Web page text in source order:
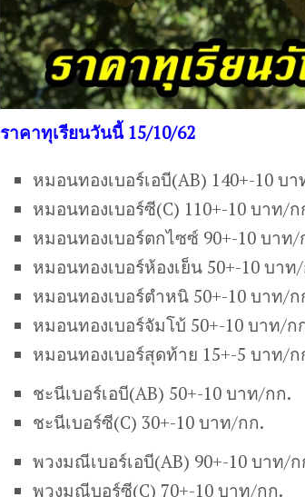
ราคาทุเรียนวันนี้ 15/10/62
หมอนทองเบอร์เอบี(AB) 140+-10 บ
หมอนทองเบอร์ซี(C) 110+-10 บาท/ก
หมอนทองเบอร์ตกไซซ์ 90+-10 บาท/
หมอนทองเบอร์ห้องเย็น 50+-10 บาท
หมอนทองเบอร์ตำหนิ 50+-10 บาท/ก
หมอนทองเบอร์จัมโบ้ 50+-10 บาท/ก
หมอนทองเบอร์สุดท้าย 15+-5 บาท/ก
ชะนีเบอร์เอบี(AB) 50+-10 บาท/กก.
ชะนีเบอร์ซี(C) 30+-10 บาท/กก.
พวงมณีเบอร์เอบี(AB) 90+-10 บาท/ก
พวงมณีบอร์ซี(C) 70+-10 บาท/กก.